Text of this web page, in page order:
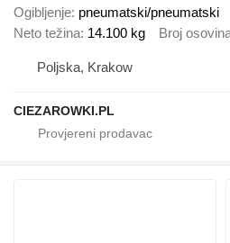
Ogibljenje pneumatski/pneumatski
Neto težina 14.100 kg Broj
Poljska, Krakow
CIEZAROWKI.PL